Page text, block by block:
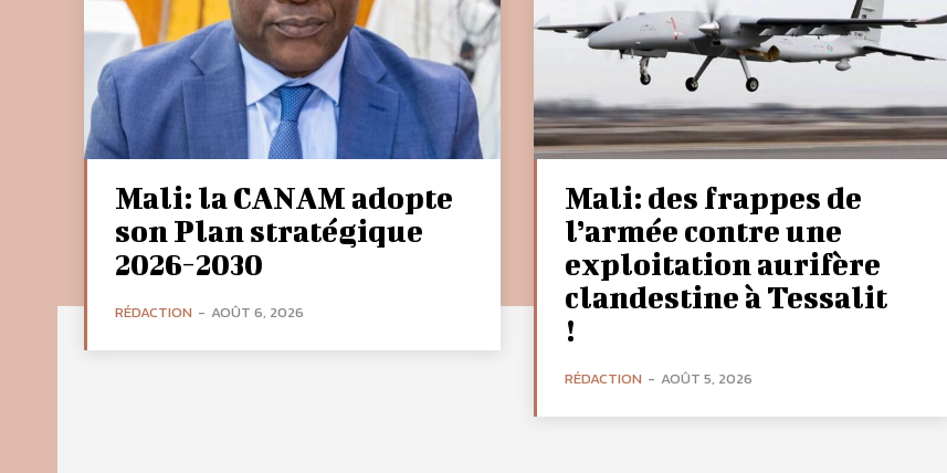
Mali: la CANAM adopte
son Plan stratégique
2026-2030
RÉDACTION - AOÛT 6, 2026
Mali: des frappes de
l’armée contre une
exploitation aurifère
clandestine à Tessalit
!
RÉDACTION - AOÛT 5, 2026